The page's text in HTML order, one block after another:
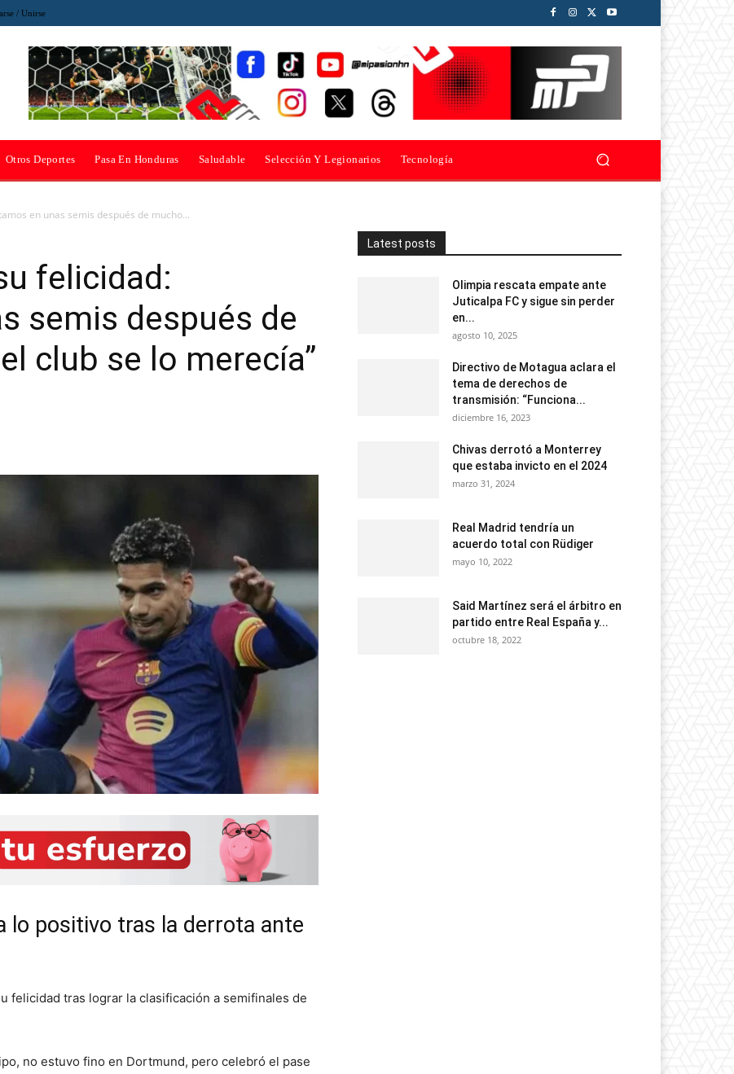
/ Unirse
Otros Deportes Pasa En Honduras Saludable Selección Y Legionarios Tecnología
en unas semis después de mucho...
felicidad:
semis después de
club se lo merecía”
lo positivo tras la derrota ante
felicidad tras lograr la clasificación a semifinales de
no estuvo fino en Dortmund, pero celebró el pase
Latest posts
Olimpia rescata empate ante
Juticalpa FC y sigue sin perder
en...
agosto 10, 2025
Directivo de Motagua aclara el
tema de derechos de
transmisión: “Funciona...
diciembre 16, 2023
Chivas derrotó a Monterrey
que estaba invicto en el 2024
marzo 31, 2024
Real Madrid tendría un
acuerdo total con Rüdiger
mayo 10, 2022
Said Martínez será el árbitro en
partido entre Real España y...
octubre 18, 2022